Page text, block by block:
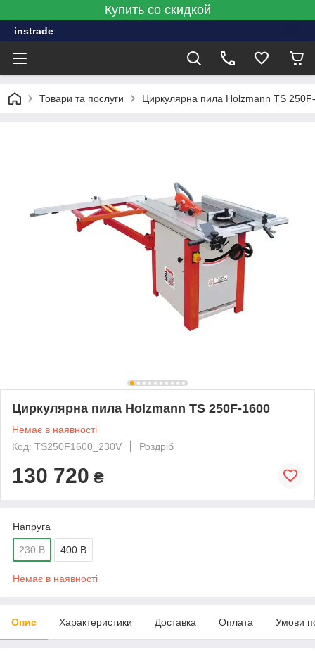
Купить со скидкой
instrade
Товари та послуги Циркулярна пила Holzmann TS
Циркулярна пила Holzmann TS 250F-1600
Немає в наявності
Код: TS250F1600_230V
Роздріб
130 720 ₴
Напруга
230 В 400 В
Немає в наявності
Опис Характеристики Доставка Оплата Умови